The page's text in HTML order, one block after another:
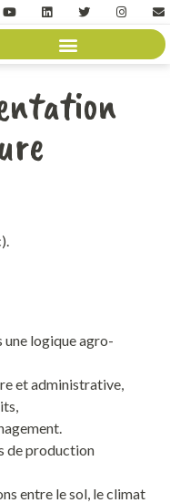
.
logique agro-
et administrative,
de production
entre le sol, le climat